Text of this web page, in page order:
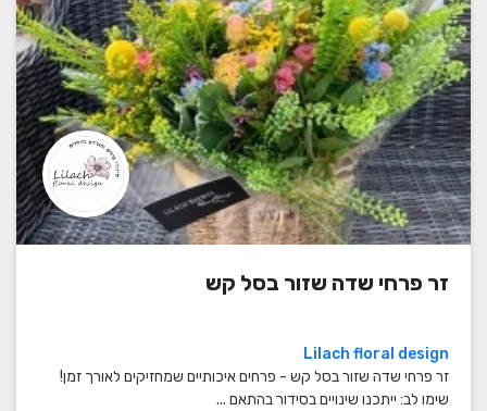
זר פרחי שדה שזור בסל קש
Lilach floral design
זר פרחי שדה שזור בסל קש - פרחים איכותיים שמחזיקים לאורך זמן!
שימו לב: ייתכנו שינויים בסידור בהתאם ...